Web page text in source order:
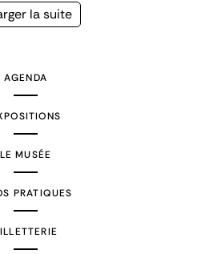
courante
la suite
AGENDA
LE MUSÉE
PRATIQUES